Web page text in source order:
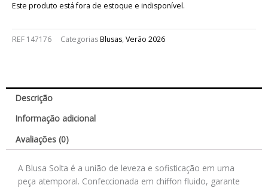
Este produto está fora de estoque e indisponível.
REF 147176 CategoriasBlusas, Verão 2026
Descrição
Informação adicional
Avaliações (0)
A Blusa Solta é a união de leveza e sofisticação em uma
peça atemporal. Confeccionada em chiffon fluido, garante